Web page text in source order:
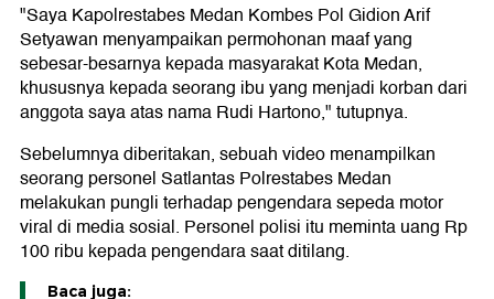
"Saya Kapolrestabes Medan Kombes Pol Gidion Arif
Setyawan menyampaikan permohonan maaf yang
sebesar-besarnya kepada masyarakat Kota Medan,
khususnya kepada seorang ibu yang menjadi korban dari
anggota saya atas nama Rudi Hartono," tutupnya.
Sebelumnya diberitakan, sebuah video menampilkan
seorang personel Satlantas Polrestabes Medan
melakukan pungli terhadap pengendara sepeda motor
viral di media sosial. Personel polisi itu meminta uang Rp
100 ribu kepada pengendara saat ditilang.
Baca juga: